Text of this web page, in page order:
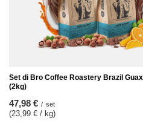
Set di Bro Coffee Roastery Brazil
(2kg)
47,98 € / set
(23,99 € / kg)